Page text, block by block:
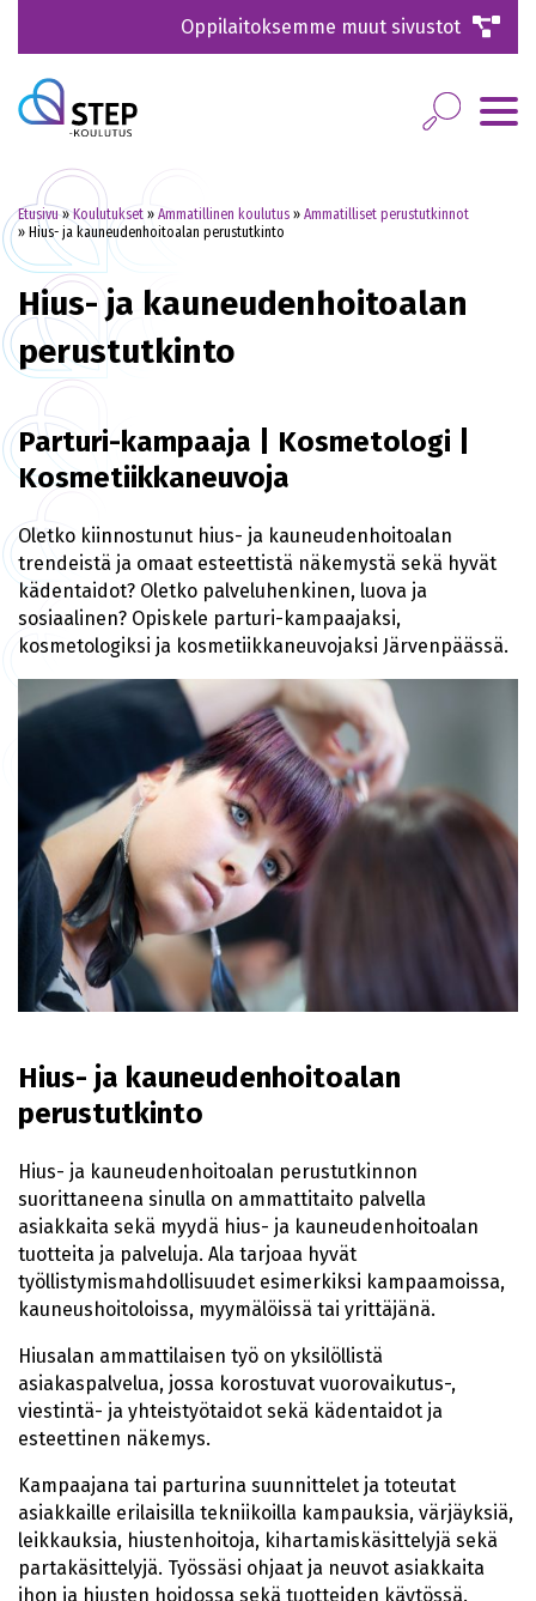
Oppilaitoksemme muut sivustot
Etusivu»Koulutukset » Ammatillinen koulutus » Ammatilliset perustutkinnot
» Hius- ja kauneudenhoitoalan perustutkinto
Hius- ja kauneudenhoitoalan
perustutkinto
Parturi-kampaaja | Kosmetologi |
Kosmetiikkaneuvoja
Oletko kiinnostunut hius- ja kauneudenhoitoalan
trendeistä ja omaat esteettistä näkemystä sekä hyvät
kädentaidot? Oletko palveluhenkinen, luova ja
sosiaalinen? Opiskele parturi-kampaajaksi,
kosmetologiksi ja kosmetiikkaneuvojaksi Järvenpäässä.
Hius- ja kauneudenhoitoalan
perustutkinto
Hius- ja kauneudenhoitoalan perustutkinnon
suorittaneena sinulla on ammattitaito palvella
asiakkaita sekä myydä hius- ja kauneudenhoitoalan
tuotteita ja palveluja. Ala tarjoaa hyvät
työllistymismahdollisuudet esimerkiksi kampaamoissa,
kauneushoitoloissa, myymälöissä tai yrittäjänä.
Hiusalan ammattilaisen työ on yksilöllistä
asiakaspalvelua, jossa korostuvat vuorovaikutus-,
viestintä- ja yhteistyötaidot sekä kädentaidot ja
esteettinen näkemys.
Kampaajana tai parturina suunnittelet ja toteutat
asiakkaille erilaisilla tekniikoilla kampauksia, värjäyksiä,
leikkauksia, hiustenhoitoja, kihartamiskäsittelyjä sekä
partakäsittelyjä. Työssäsi ohjaat ja neuvot asiakkaita
ihon ja hiusten hoidossa sekä tuotteiden käytössä.